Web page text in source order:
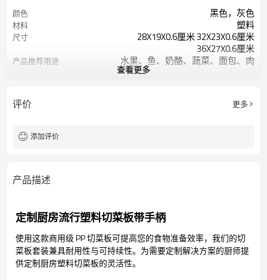
颜色 黑色，灰色
材料 塑料
尺寸
28X19X0.6厘米 32X23X0.6厘米
36X27X0.6厘米
产品推荐用途
水果、鱼、奶酪、蔬菜、面包、肉
产品保养
查看更多
评价 更多
添加评价
产品描述
定制厨房流行塑料切菜板带手柄
使用这款商用级 PP 切菜板可提高您的食物准备效率，我们的切
菜板套装兼具耐用性与可持续性。为需要定制解决方案的厨师提
供定制厨房塑料切菜板的灵活性。